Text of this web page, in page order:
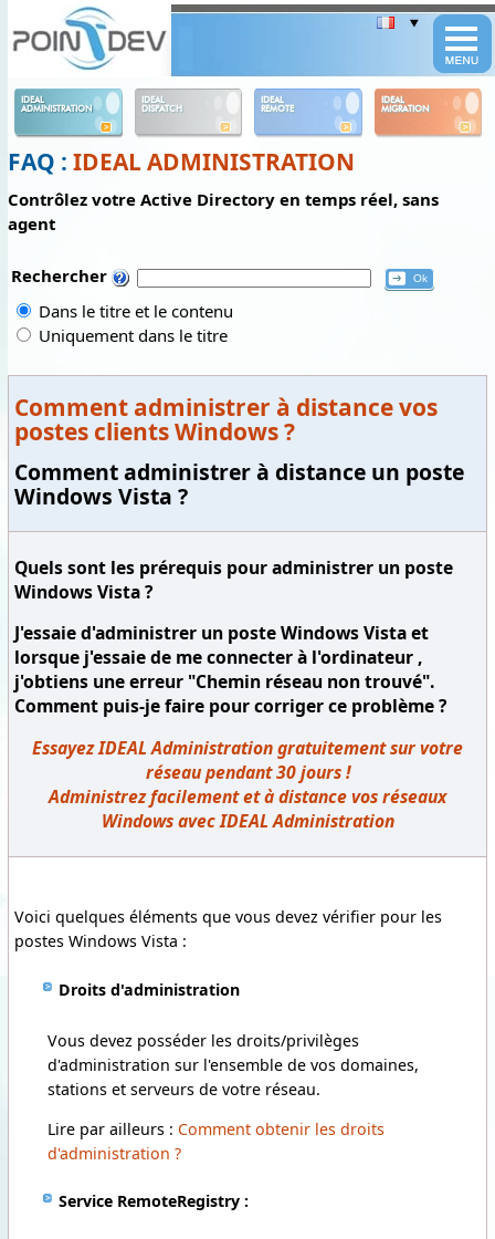
IDEAL
ADMINISTRATION
IDEAL
DISPATCH
IDEAL
REMOTE
IDEAL
MIGRATION
FAQ : IDEAL ADMINISTRATION
Contrôlez votre Active Directory en temps réel, sans
agent
Rechercher
Dans le titre et le contenu
Uniquement dans le titre
Comment administrer à distance vos
postes clients Windows ?
Comment administrer à distance un poste
Windows Vista ?
Quels sont les prérequis pour administrer un poste
Windows Vista ?
J'essaie d'administrer un poste WindowsVistaet
lorsque j'essaie de me connecter à l'ordinateur ,
j'obtiens une erreur "Chemin réseau non trouvé".
Comment puis-je faire pour corriger ce problème ?
Essayez IDEAL Administration gratuitement sur votre
réseau pendant 30 jours !
Administrez facilement et à distance vos réseaux
Windows avec IDEAL Administration
Voici quelques éléments que vous devez vérifier pour les
postes Windows Vista :
Droits d'administration
Vous devez posséder les droits/privilèges
d'administration sur l'ensemble de vos domaines,
stations et serveurs de votre réseau.
Lire par ailleurs : Comment obtenir les droits
d'administration ?
Service RemoteRegistry :
Panneau de gestion des cookies